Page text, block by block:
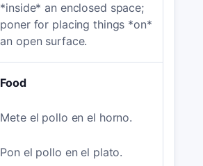
*inside* an enclosed space;
poner for placing things *on*
an open surface.
Food
Mete el pollo en el horno.
Pon el pollo en el plato.